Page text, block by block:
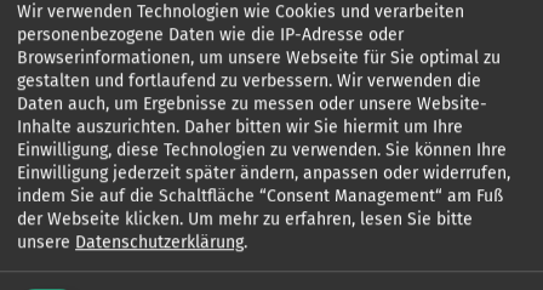
Ja
Wir verwenden Technologien wie Cookies und verarbeiten
personenbezogene Daten wie die IP-Adresse oder
Browserinformationen, um unsere Webseite für Sie optimal zu
gestalten und fortlaufend zu verbessern. Wir verwenden die
Daten auch, um Ergebnisse zu messen oder unsere Website-
Inhalte auszurichten. Daher bitten wir Sie hiermit um Ihre
Einwilligung, diese Technologien zu verwenden. Sie können Ihre
Einwilligung jederzeit später ändern, anpassen oder widerrufen,
indem Sie auf die Schaltfläche “Consent Management“ am Fuß
der Webseite klicken. Um mehr zu erfahren, lesen Sie bitte
unsere Datenschutzerklärung.